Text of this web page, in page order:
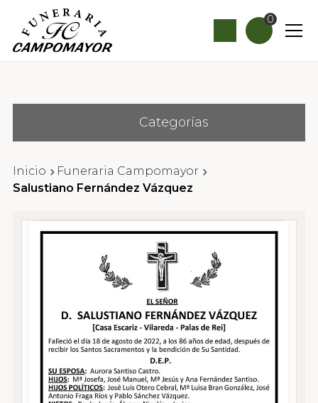
0
Categorías
Inicio
Funeraria Campomayor
Salustiano Fernández Vázquez